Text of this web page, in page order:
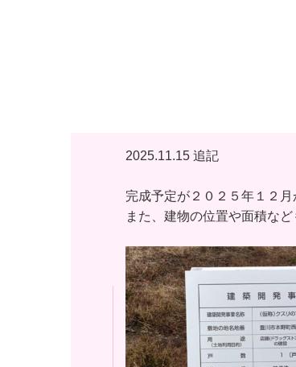
2025.11.15 追記
完成予定が２０２５年１２
また、建物の位置や面積な